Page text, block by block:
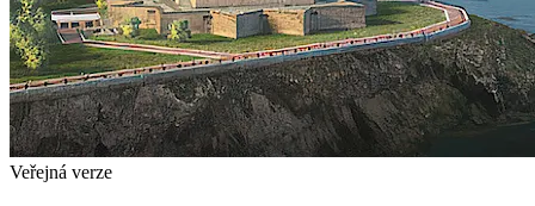
Veřejná verze